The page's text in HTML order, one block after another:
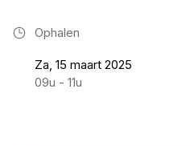
Ophalen
Za, 15 maart 2025
09u - 11u